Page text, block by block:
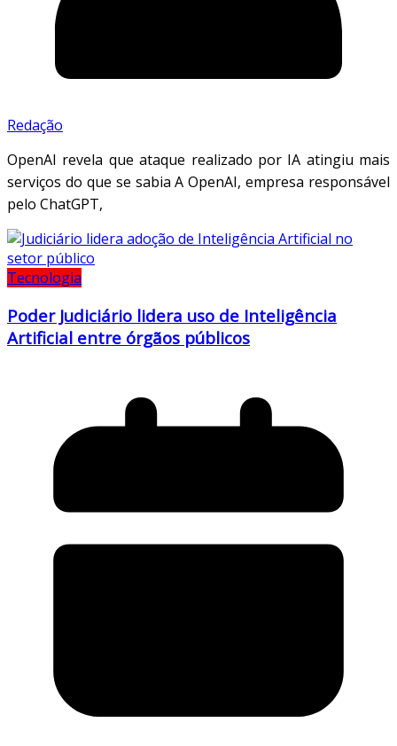
Redação
OpenAI revela que ataque realizado por IA atingiu mais
serviços do que se sabia A OpenAI, empresa responsável
pelo ChatGPT,
Tecnologia
Poder Judiciário lidera uso de Inteligência
Artificial entre órgãos públicos